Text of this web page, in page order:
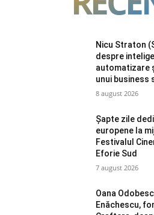
Nicu Straton
despre
automatizare
unui business
8 august 2026
Șapte zile
europene la
Festivalul
Eforie Sud
7 august 2026
Oana
Enăchescu,